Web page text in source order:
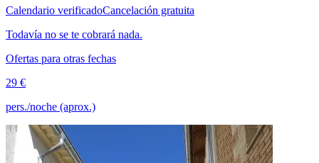
Calendario verificadoCancelación gratuita
Todavía no se te cobrará nada.
Ofertas para otras fechas
29 €
pers./noche (aprox.)